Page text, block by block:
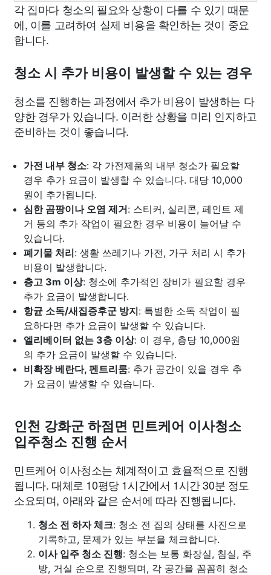
각 집마다 청소의 필요와 상황이 다를 수 있기 때문
에, 이를 고려하여 실제 비용을 확인하는 것이 중요
합니다.
청소 시 추가 비용이 발생할 수 있는 경우
청소를 진행하는 과정에서 추가 비용이 발생하는 다
양한 경우가 있습니다. 이러한 상황을 미리 인지하고
준비하는 것이 좋습니다.
가전 내부 청소: 각 가전제품의 내부 청소가 필요할
경우 추가 요금이 발생할 수 있습니다. 대당 10,000
원이 추가됩니다.
심한 곰팡이나 오염 제거: 스티커, 실리콘, 페인트 제
거 등의 추가 작업이 필요한 경우 비용이 늘어날 수
있습니다.
폐기물 처리: 생활 쓰레기나 가전, 가구 처리 시 추가
비용이 발생합니다.
층고 3m 이상: 청소에 추가적인 장비가 필요할 경우
추가 요금이 발생합니다.
항균 소독/새집증후군 방지: 특별한 소독 작업이 필
요하다면 추가 요금이 발생할 수 있습니다.
엘리베이터 없는 3층 이상: 이 경우, 층당 10,000원
의 추가 요금이 발생할 수 있습니다.
비확장 베란다, 펜트리룸: 추가 공간이 있을 경우 추
가 요금이 발생할 수 있습니다.
인천 강화군 하점면 민트케어 이사청소
입주청소 진행 순서
민트케어 이사청소는 체계적이고 효율적으로 진행
됩니다. 대체로 10평당 1시간에서 1시간 30분 정도
소요되며, 아래와 같은 순서에 따라 진행됩니다.
청소 전 하자 체크: 청소 전 집의 상태를 사진으로
기록하고, 문제가 있는 부분을 체크합니다.
이사 입주 청소 진행: 청소는 보통 화장실, 침실, 주
방, 거실 순으로 진행되며, 각 공간을 꼼꼼히 청소